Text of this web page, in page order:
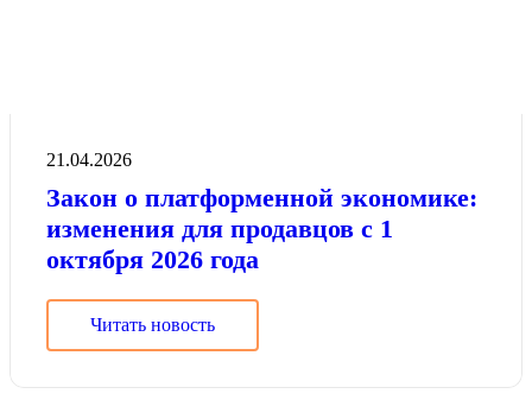
21.04.2026
Закон о платформенной экономике:
изменения для продавцов с 1
октября 2026 года
Читать новость